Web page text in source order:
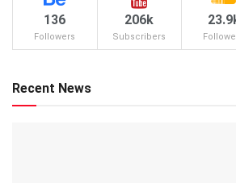
136
Followers
206k
Subscribers
Recent News